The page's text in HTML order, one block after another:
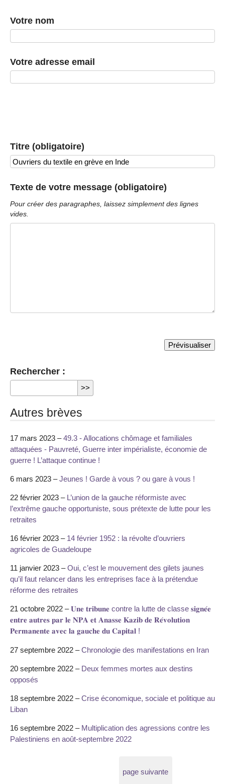
Votre nom
Votre adresse email
Titre (obligatoire)
Texte de votre message (obligatoire)
Pour créer des paragraphes, laissez simplement des lignes
vides.
Rechercher :
Autres brèves
17 mars 2023 –49.3 - Allocations chômage et familiales
attaquées - Pauvreté, Guerre inter impérialiste, économie de
guerre ! L’attaque continue !
6 mars 2023 –Jeunes ! Garde à vous ? ou gare à vous !
22 février 2023 – L’union de la gauche réformiste avec
l’extrême gauche opportuniste, sous prétexte de lutte pour les
retraites
16 février 2023 – 14 février 1952 : la révolte d’ouvriers
agricoles de Guadeloupe
11 janvier 2023 –Oui, c’est le mouvement des gilets jaunes
qu’il faut relancer dans les entreprises face à la prétendue
réforme des retraites
21 octobre 2022 –𝐔𝐧𝐞 𝐭𝐫𝐢𝐛𝐮𝐧𝐞 contre la lutte de classe 𝐬𝐢𝐠𝐧𝐞́𝐞
𝐞𝐧𝐭𝐫𝐞 𝐚𝐮𝐭𝐫𝐞𝐬 𝐩𝐚𝐫 𝐥𝐞 𝐍𝐏𝐀 𝐞𝐭 𝐀𝐧𝐚𝐬𝐬𝐞 𝐊𝐚𝐳𝐢𝐛 𝐝𝐞 𝐑𝐞́𝐯𝐨𝐥𝐮𝐭𝐢𝐨𝐧
𝐏𝐞𝐫𝐦𝐚𝐧𝐞𝐧𝐭𝐞 𝐚𝐯𝐞𝐜 𝐥𝐚 𝐠𝐚𝐮𝐜𝐡𝐞 𝐝𝐮 𝐂𝐚𝐩𝐢𝐭𝐚𝐥 !
27 septembre 2022 –Chronologie des manifestations en Iran
20 septembre 2022 – Deux femmes mortes aux destins
opposés
18 septembre 2022 –Crise économique, sociale et politique au
Liban
16 septembre 2022 – Multiplication des agressions contre les
Palestiniens en août-septembre 2022
page suivante